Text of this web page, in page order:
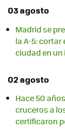
03 agosto
Madrid se
la A-5: cortar
ciudad en un
02 agosto
Hace 50
cruceros a
certificaron